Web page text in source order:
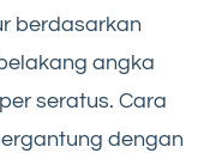
berdasarkan
angka
seratus. Cara
dengan